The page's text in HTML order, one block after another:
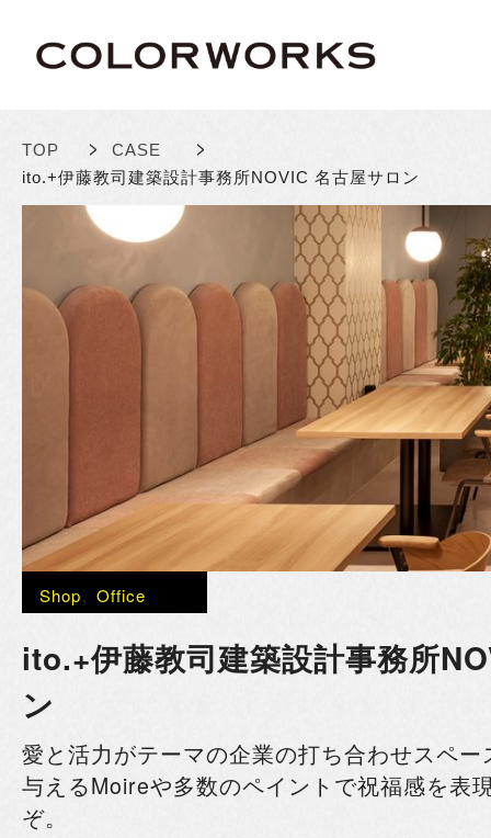
TOP > CASE >
ito.+伊藤教司建築設計事務所NOVIC 名古屋サロン
Shop, Office
ito.+伊藤教司建築設計事務所
ン
愛と活力がテーマの企業の打ち合わせスペ
与えるMoireや多数のペイントで祝福感を表
ぞ。